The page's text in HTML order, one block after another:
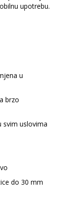
upotrebu.
u
brzo
svim uslovima
do 30 mm